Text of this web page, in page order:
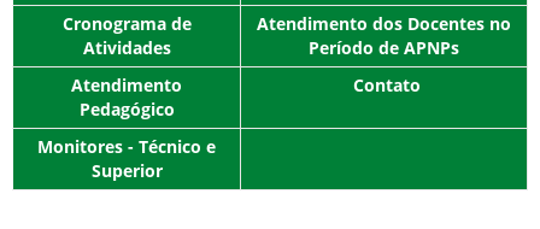
Cronograma de
Atividades
Atendimento dos Docentes no
Período de APNPs
Atendimento
Pedagógico
Contato
Monitores - Técnico e
Superior